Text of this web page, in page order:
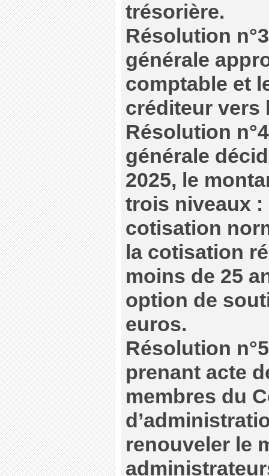
trésorière.
Résolution
générale
comptable et
créditeur vers
Résolution
générale
2025, le
trois niveaux :
cotisation
la cotisation
moins de 25
option de
euros.
Résolution
prenant acte
membres du
renouveler le